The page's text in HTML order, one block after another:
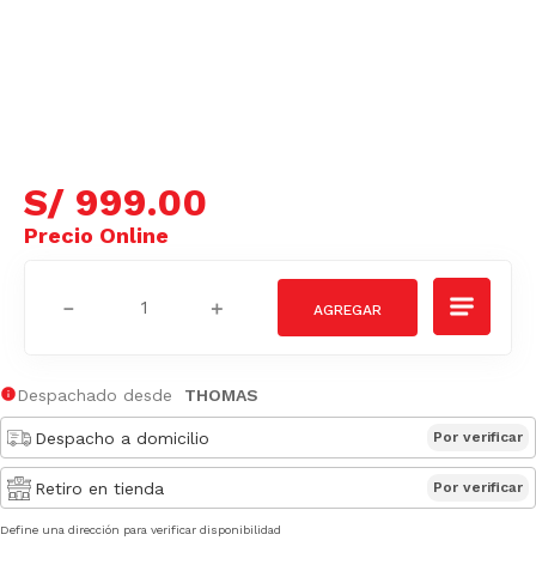
S/ 999.00
＋
－
Despachado desde THOMAS
Despacho a domicilio Por verificar
Retiro en tienda Por verificar
Define una dirección para verificar disponibilidad